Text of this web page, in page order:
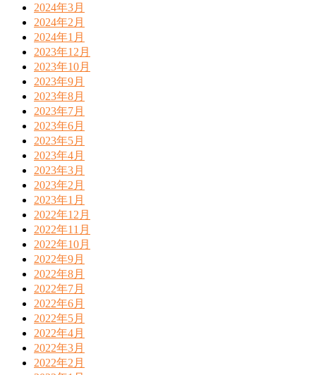
2024年3月
2024年2月
2024年1月
2023年12月
2023年10月
2023年9月
2023年8月
2023年7月
2023年6月
2023年5月
2023年4月
2023年3月
2023年2月
2023年1月
2022年12月
2022年11月
2022年10月
2022年9月
2022年8月
2022年7月
2022年6月
2022年5月
2022年4月
2022年3月
2022年2月